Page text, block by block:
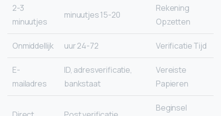
Rekening
Opzetten
15-20 minuutjes
2-3
minuutjes
Verificatie Tijd
24-72 uur
Onmiddellijk
Vereiste
Papieren
ID, adresverificatie,
bankstaat
E-
mailadres
Beginsel